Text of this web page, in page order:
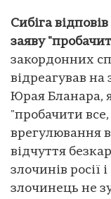
Сибіга
заяву
закордонних
відреагував на
Юрая Бланара,
"пробачити
врегулювання
відчуття
злочинів росії і
злочинець не